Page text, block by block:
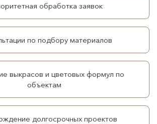
обработка заявок
по подбору материалов
выкрасов и цветовых формул по
объектам
долгосрочных проектов